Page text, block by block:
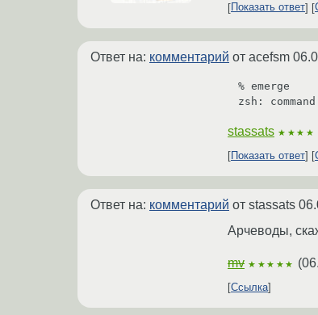
Показать ответ
Ответ на: комментарий от acefsm
% emerge
zsh:
stassats ★★★★
Показать ответ
Ответ на: комментарий от stassats
Арчеводы,
mv ★★★★★ (
Ссылка